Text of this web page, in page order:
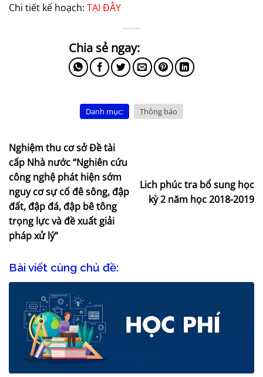
Chi tiết kế hoạch: TẠI ĐÂY
Danh mục: Thông báo
Nghiệm thu cơ sở Đề tài
cấp Nhà nước “Nghiên cứu
công nghệ phát hiện sớm
nguy cơ sự cố đê sông, đập
đất, đập đá, đập bê tông
trọng lực và đề xuất giải
pháp xử lý”
Lich phúc tra bổ sung học
kỳ 2 năm học 2018-2019
Bài viết cùng chủ đề: